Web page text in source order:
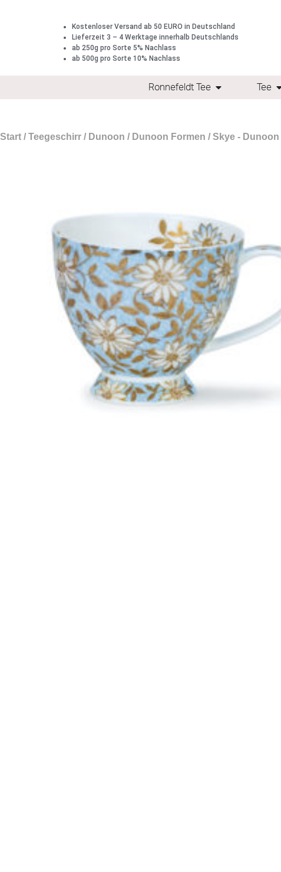
Kostenloser Versand ab 50 EURO in Deutschland
Lieferzeit 3 – 4 Werktage innerhalb Deutschlands
ab 250g pro Sorte 5% Nachlass
ab 500g pro Sorte 10% Nachlass
Ronnefeldt Tee Tee
Start / Teegeschirr / Dunoon / Dunoon Formen / Skye - Dunoon